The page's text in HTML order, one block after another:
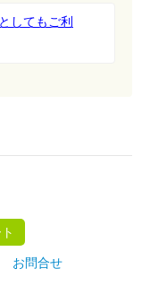
してもご利
お問合せ